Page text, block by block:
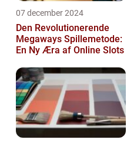
07 december 2024
Den Revolutionerende
Megaways Spillemetode:
En Ny Æra af Online Slots